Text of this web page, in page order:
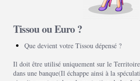
Tissou ou Euro ?
Que devient votre Tissou dépensé ?
Il doit être utilisé uniquement sur le Territoire
dans une banque(Il échappe ainsi à la